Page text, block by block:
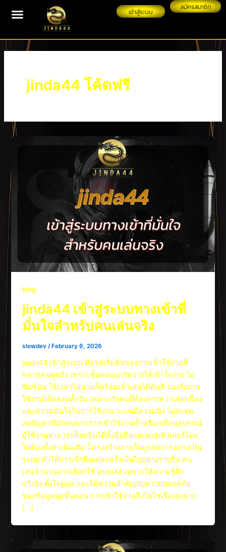
เข้าสู่ระบบ
สมัครสมาชิก
jinda44 โค้ดฟรี
blog
jinda44 เข้าสู่ระบบทางเข้าที่
มั่นใจสำหรับคนเล่นจริง
slowdev/February 6, 2026
jinda44 เข้าสู่ระบบ คือจุดเริ่มต้นของการเข้าใช้งานที่
หลายคนพูดถึง เพราะขั้นตอนถูกจัดวางให้เข้าใจง่าย ไม่
ซับซ้อน ใช้เวลาไม่นานก็พร้อมเข้าเล่นได้ทันที รองรับการ
ใช้งานได้ตลอดทั้งวัน เหมาะกับคนที่ต้องการความต่อเนื่อง
และความมั่นใจในการใช้งาน ระบบมีความนิ่ง ไม่สะดุด
ลดปัญหาที่มักพบจากการเข้าใช้งานซ้ำหรือเปลี่ยนอุปกรณ์
ผู้ใช้งานสามารถล็อกอินได้ทั้งมือถือและคอมพิวเตอร์โดย
ไม่ต้องตั้งค่าเพิ่มเติม โครงสร้างภายในถูกจัดการอย่างเป็น
ระบบ ทำให้การเข้าถึงแต่ละครั้งเป็นไปอย่างราบรื่น คน
เล่นจำนวนมากเลือกใช้ jinda44 เพราะให้ความรู้สึก
จริงจัง ตั้งใจดูแล และให้ความสำคัญกับความปลอดภัย
ของข้อมูลทุกขั้นตอน การเข้าใช้งานจึงไม่ใช่เรื่องยุ่งยาก
[…]